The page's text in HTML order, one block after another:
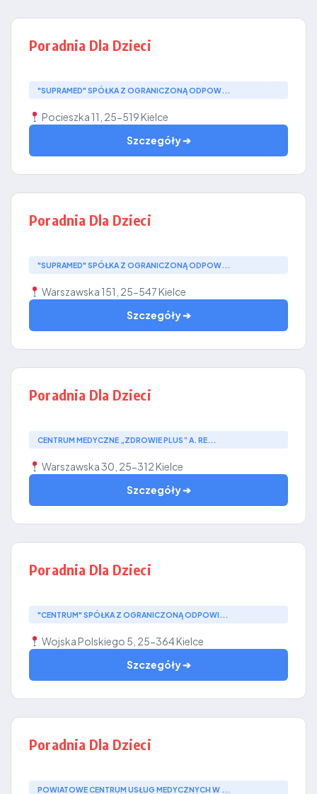
Poradnia Dla Dzieci
"SUPRAMED" SPÓŁKA Z OGRANICZONĄ ODPOW...
Pocieszka 11, 25-519 Kielce
Szczegóły ➔
Poradnia Dla Dzieci
"SUPRAMED" SPÓŁKA Z OGRANICZONĄ ODPOW...
Warszawska 151, 25-547 Kielce
Szczegóły ➔
Poradnia Dla Dzieci
CENTRUM MEDYCZNE „ZDROWIE PLUS” A. RE...
Warszawska 30, 25-312 Kielce
Szczegóły ➔
Poradnia Dla Dzieci
"CENTRUM" SPÓŁKA Z OGRANICZONĄ ODPOWI...
Wojska Polskiego 5, 25-364 Kielce
Szczegóły ➔
Poradnia Dla Dzieci
POWIATOWE CENTRUM USŁUG MEDYCZNYCH W ...